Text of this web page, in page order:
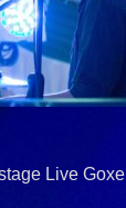
Live